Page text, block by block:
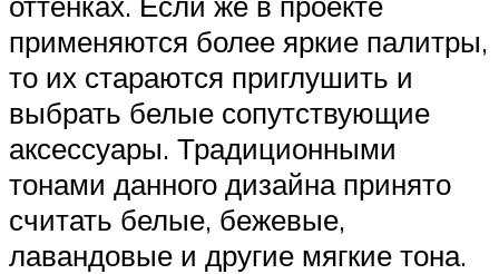
применяются более яркие палитры,
то их стараются приглушить и
выбрать белые сопутствующие
аксессуары. Традиционными
тонами данного дизайна принято
считать белые, бежевые,
лавандовые и другие мягкие тона.